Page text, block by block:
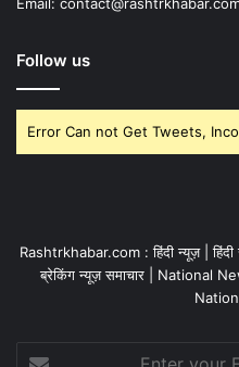
Follow us
Error Can not Get Tweets,
Rashtrkhabar.com : हिंदी न्यूज़ |
ब्रेकिंग न्यूज़ समाचार | National